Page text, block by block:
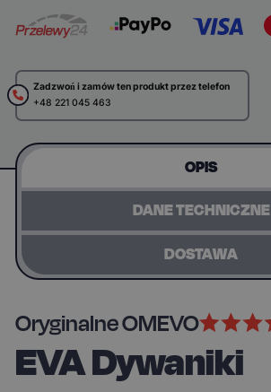
Zadzwoń i zamów ten produkt przez telefon
+48 221 045 463
OPIS
DANE TECHNICZNE
DOSTAWA
Oryginalne OMEVO
EVA Dywaniki